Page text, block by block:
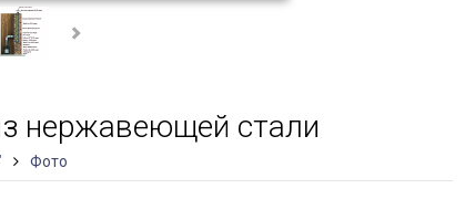
нержавеющей стали
Фото